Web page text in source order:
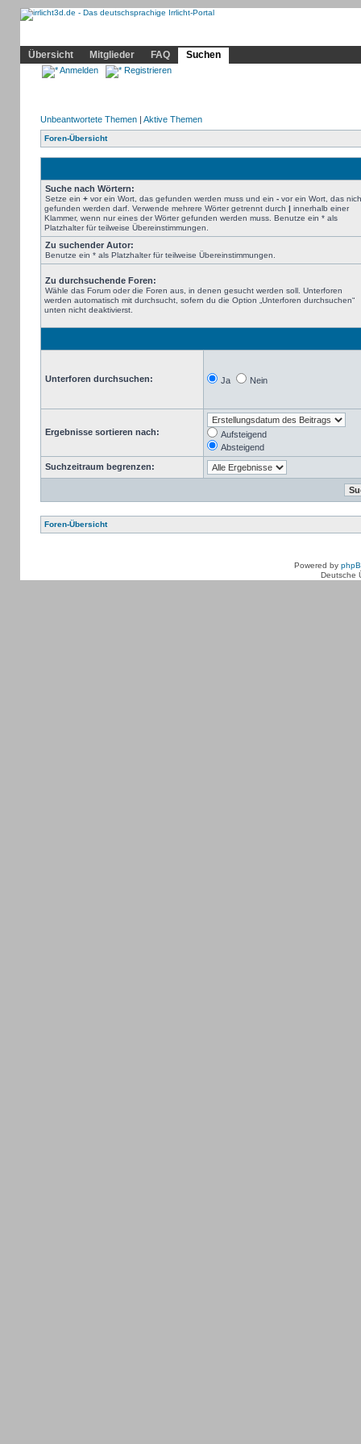
Übersicht
Mitglieder FAQ Suchen
Anmelden Registrieren
Unbeantwortete Themen| Aktive Themen
Foren-Übersicht
Suche nach Wörtern:
Setze ein +vor ein Wort, das gefunden werden muss und ein -vor ein Wort, das
gefunden werden darf. Verwende mehrere Wörter getrennt durch | innerhalb einer
Klammer, wenn nur eines der Wörter gefunden werden muss. Benutze ein * als
Platzhalter für teilweise Übereinstimmungen.
Zu suchender Autor:
Benutze ein * als Platzhalter für teilweise Übereinstimmungen.
Zu durchsuchende Foren:
Wähle das Forum oder die Foren aus, in denen gesucht werden soll. Unterforen
werden automatisch mit durchsucht, sofern du die Option „Unterforen durchsuchen“
unten nicht deaktivierst.
Unterforen durchsuchen: Ja Nein
Ergebnisse sortieren nach:
Aufsteigend
Absteigend
Suchzeitraum begrenzen:
Foren-Übersicht
Powered by
Deutsche